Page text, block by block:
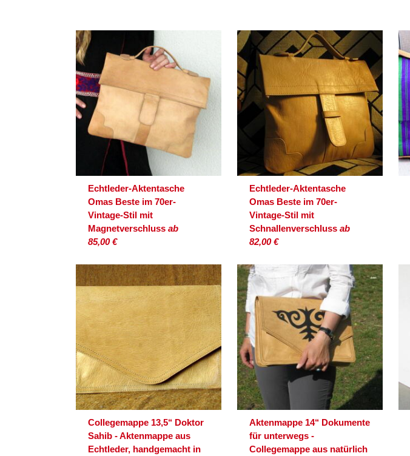
Echtleder-Aktentasche
Omas Beste im 70er-
Vintage-Stil mit
Magnetverschluss ab
85,00 €
Echtleder-Aktentasche
Omas Beste im 70er-
Vintage-Stil mit
Schnallenverschlussab
82,00 €
Collegemappe 13,5‘‘ Doktor
Sahib - Aktenmappe aus
Echtleder, handgemacht in
Aktenmappe 14‘‘ Dokumente
für unterwegs -
Collegemappe aus natürlich